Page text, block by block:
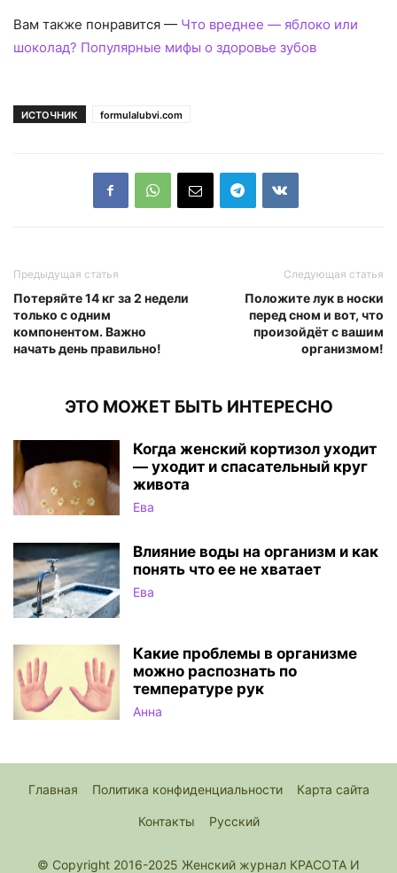
Вам также понравится — Что вреднее — яблоко или
шоколад? Популярные мифы о здоровье зубов
ИСТОЧНИК formulalubvi.com
Предыдущая статья
Потеряйте 14 кг за 2 недели
только с одним
компонентом. Важно
начать день правильно!
Следующая статья
Положите лук в носки
перед сном и вот, что
произойдёт с вашим
организмом!
ЭТО МОЖЕТ БЫТЬ ИНТЕРЕСНО
Когда женский кортизол уходит
— уходит и спасательный круг
живота
Ева
Влияние воды на организм и как
понять что ее не хватает
Ева
Какие проблемы в организме
можно распознать по
температуре рук
Анна
Главная Политика конфиденциальности Карта сайта
Контакты Русский
© Copyright 2016-2025 Женский журнал КРАСОТА И